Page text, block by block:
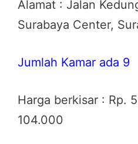
Alamat : Jalan
Surabaya Center,
Jumlah Kamar ada 9
Harga berkisar : Rp.
104.000